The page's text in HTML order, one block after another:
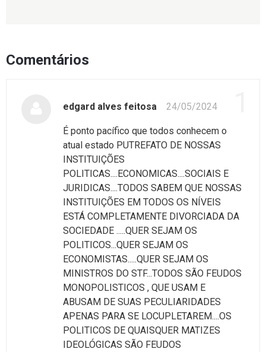
Comentários
edgard alves feitosa 24/05/2024
É ponto pacífico que todos conhecem o
atual estado PUTREFATO DE NOSSAS
INSTITUIÇÕES
POLITICAS....ECONOMICAS....SOCIAIS E
JURIDICAS....TODOS SABEM QUE NOSSAS
INSTITUIÇÕES EM TODOS OS NÍVEIS
ESTÁ COMPLETAMENTE DIVORCIADA DA
SOCIEDADE .....QUER SEJAM OS
POLITICOS...QUER SEJAM OS
ECONOMISTAS.....QUER SEJAM OS
MINISTROS DO STF...TODOS SÃO FEUDOS
MONOPOLISTICOS , QUE USAM E
ABUSAM DE SUAS PECULIARIDADES
APENAS PARA SE LOCUPLETAREM....OS
POLITICOS DE QUAISQUER MATIZES
IDEOLÓGICAS SÃO FEUDOS